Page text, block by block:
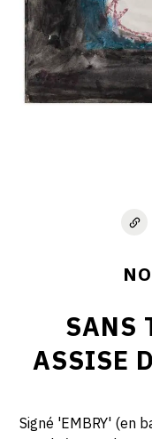
SANS
ASSISE
Signé 'EMBRY' (en